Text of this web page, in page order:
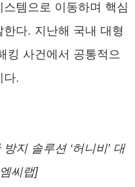
템으로 이동하며 핵심
다. 지난해 국내 대형
킹 사건에서 공통적으
다.
지 솔루션 ‘허니비’ 대
씨랩]